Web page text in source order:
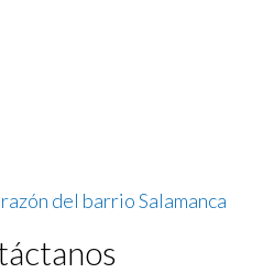
del barrio Salamanca